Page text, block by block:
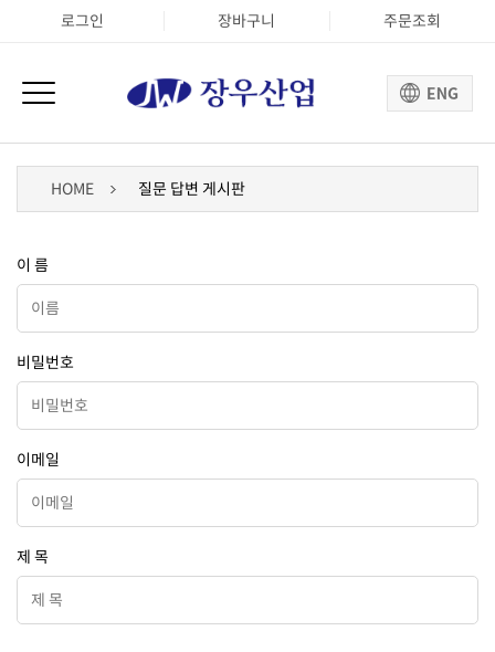
로그인 장바구니 주문조회
HOME 질문 답변 게시판
이 름
비밀번호
이메일
제 목